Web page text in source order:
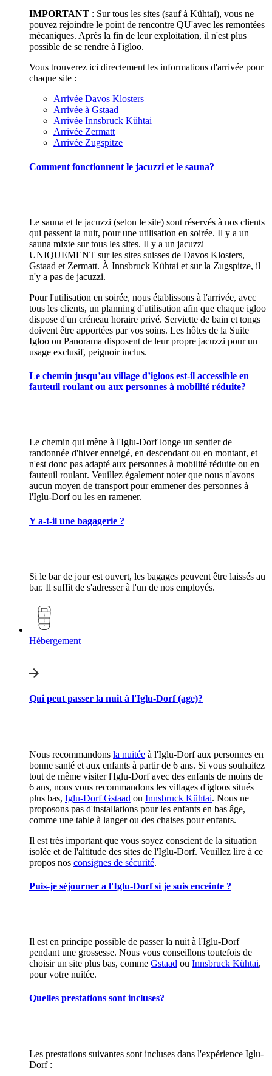
IMPORTANT : Sur tous les sites (sauf à Kühtai), vous ne
pouvez rejoindre le point de rencontre QU'avec les remontées
mécaniques. Après la fin de leur exploitation, il n'est plus
possible de se rendre à l'igloo.
Vous trouverez ici directement les informations d'arrivée pour
chaque site :
Arrivée Davos Klosters
Arrivée à Gstaad
Arrivée Innsbruck Kühtai
Arrivée Zermatt
Arrivée Zugspitze
Comment fonctionnent le jacuzzi et le sauna?
Le sauna et le jacuzzi (selon le site) sont réservés à nos clients
qui passent la nuit, pour une utilisation en soirée. Il y a un
sauna mixte sur tous les sites. Il y a un jacuzzi
UNIQUEMENT sur les sites suisses de Davos Klosters,
Gstaad et Zermatt. À Innsbruck Kühtai et sur la Zugspitze, il
n'y a pas de jacuzzi.
Pour l'utilisation en soirée, nous établissons à l'arrivée, avec
tous les clients, un planning d'utilisation afin que chaque igloo
dispose d'un créneau horaire privé. Serviette de bain et tongs
doivent être apportées par vos soins. Les hôtes de la Suite
Igloo ou Panorama disposent de leur propre jacuzzi pour un
usage exclusif, peignoir inclus.
Le chemin jusqu’au village d’igloos est-il accessible en
fauteuil roulant ou aux personnes à mobilité réduite?
Le chemin qui mène à l'Iglu-Dorf longe un sentier de
randonnée d'hiver enneigé, en descendant ou en montant, et
n'est donc pas adapté aux personnes à mobilité réduite ou en
fauteuil roulant. Veuillez également noter que nous n'avons
aucun moyen de transport pour emmener des personnes à
l'Iglu-Dorf ou les en ramener.
Y a-t-il une bagagerie ?
Si le bar de jour est ouvert, les bagages peuvent être laissés au
bar. Il suffit de s'adresser à l'un de nos employés.
Hébergement
Qui peut passer la nuit à l'Iglu-Dorf (age)?
Nous recommandons la nuitée à l'Iglu-Dorf aux personnes en
bonne santé et aux enfants à partir de 6 ans. Si vous souhaitez
tout de même visiter l'Iglu-Dorf avec des enfants de moins de
6 ans, nous vous recommandons les villages d'igloos situés
plus bas, Iglu-Dorf Gstaad ou Innsbruck Kühtai. Nous ne
proposons pas d'installations pour les enfants en bas âge,
comme une table à langer ou des chaises pour enfants.
Il est très important que vous soyez conscient de la situation
isolée et de l'altitude des sites de l'Iglu-Dorf. Veuillez lire à ce
propos nos consignes de sécurité.
Puis-je séjourner a l'Iglu-Dorf si je suis enceinte ?
Il est en principe possible de passer la nuit à l'Iglu-Dorf
pendant une grossesse. Nous vous conseillons toutefois de
choisir un site plus bas, comme Gstaad ou Innsbruck Kühtai,
pour votre nuitée.
Quelles prestations sont incluses?
Les prestations suivantes sont incluses dans l'expérience Iglu-
Dorf :